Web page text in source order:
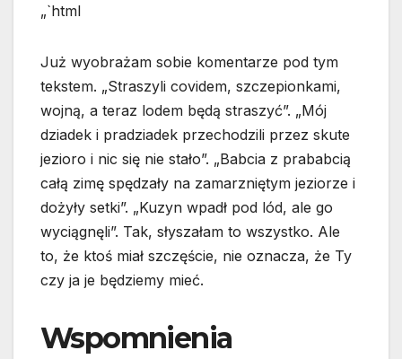
„`html
Już wyobrażam sobie komentarze pod tym
tekstem. „Straszyli covidem, szczepionkami,
wojną, a teraz lodem będą straszyć”. „Mój
dziadek i pradziadek przechodzili przez skute
jezioro i nic się nie stało”. „Babcia z prababcią
całą zimę spędzały na zamarzniętym jeziorze i
dożyły setki”. „Kuzyn wpadł pod lód, ale go
wyciągnęli”. Tak, słyszałam to wszystko. Ale
to, że ktoś miał szczęście, nie oznacza, że Ty
czy ja je będziemy mieć.
Wspomnienia